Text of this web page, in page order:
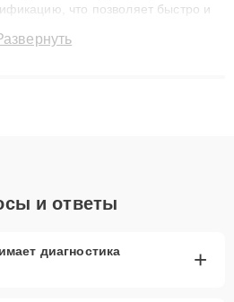
что позволяет быстро и
лет. Наши мастера решают
и ответы
диагностика
+